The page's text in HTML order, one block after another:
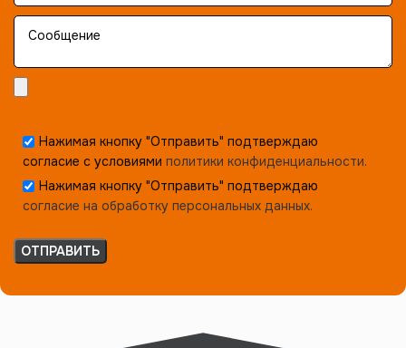
Нажимая кнопку "Отправить" подтверждаю
согласие с условиями политики конфиденциальности.
Нажимая кнопку "Отправить" подтверждаю
согласие на обработку персональных данных.